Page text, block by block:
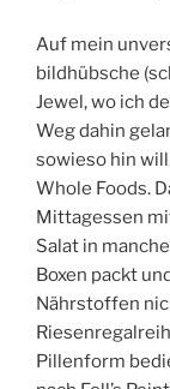
Auf mein
bildhübsche
Jewel, wo ich
Weg dahin
sowieso hin
Whole Foods.
Mittagessen
Salat in
Boxen packt
Nährstoffen
Pillenform